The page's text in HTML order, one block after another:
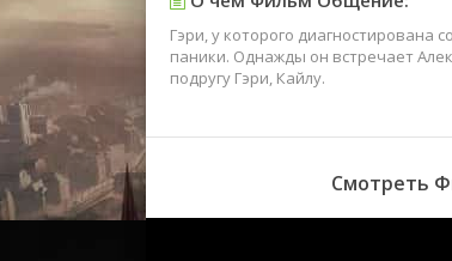
Гэри, у которого диагностирована
паники. Однажды он встречает
подругу Гэри, Кайлу.
Смотреть